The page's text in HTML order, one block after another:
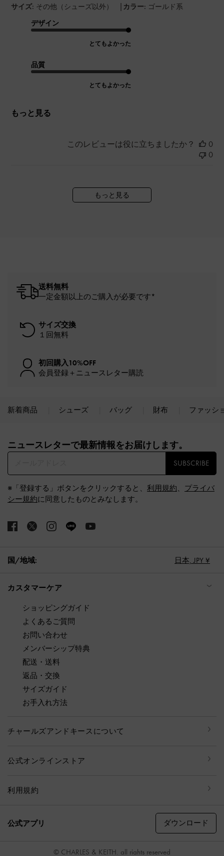
サイズ: その他（シューズ以外） | カラー: ゴールド系
デザイン
とてもよかった
品質
とてもよかった
もっと見る
このレビューは役に立ちましたか？
0
0
もっと見る
送料無料
一定金額以上のご購入が必要です*
サイズ交換
１回無料
初回購入10%OFF
会員登録＋ニュースレター購読
新着商品 シューズ バッグ 財布 ファッシ
ニュースレターで最新情報をお届けします。​
SUBSCRIBE
※「登録する」ボタンをクリックすると、 利用規約、 プライバ
シー規約に同意したものとみなします。
国/地域: 日本, JPY ¥
カスタマーケア
ショッピングガイド
よくあるご質問
お問い合わせ
メンバーシップ特典
配送・送料
返品・交換
サイズガイド
お手入れ方法
チャールズアンドキースについて
公式オンラインストア
利用規約
公式アプリ ダウンロード
© CHARLES & KEITH, all rights reserved